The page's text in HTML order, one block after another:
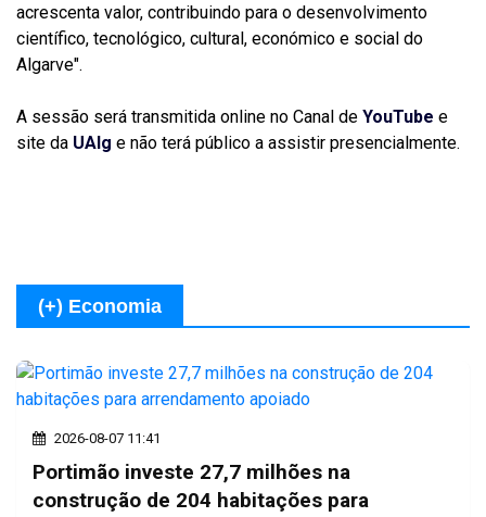
acrescenta valor, contribuindo para o desenvolvimento
científico, tecnológico, cultural, económico e social do
Algarve".
A sessão será transmitida online no Canal de YouTube e
site da UAlg e não terá público a assistir presencialmente.
(+) Economia
2026-08-07 11:41
Portimão investe 27,7 milhões na
construção de 204 habitações para